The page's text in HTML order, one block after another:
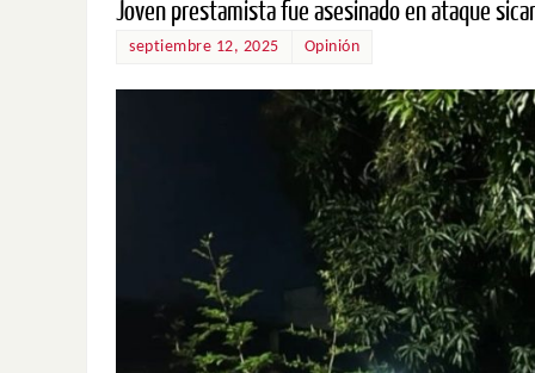
Joven prestamista fue asesinado en ataque
septiembre 12, 2025 Opinión